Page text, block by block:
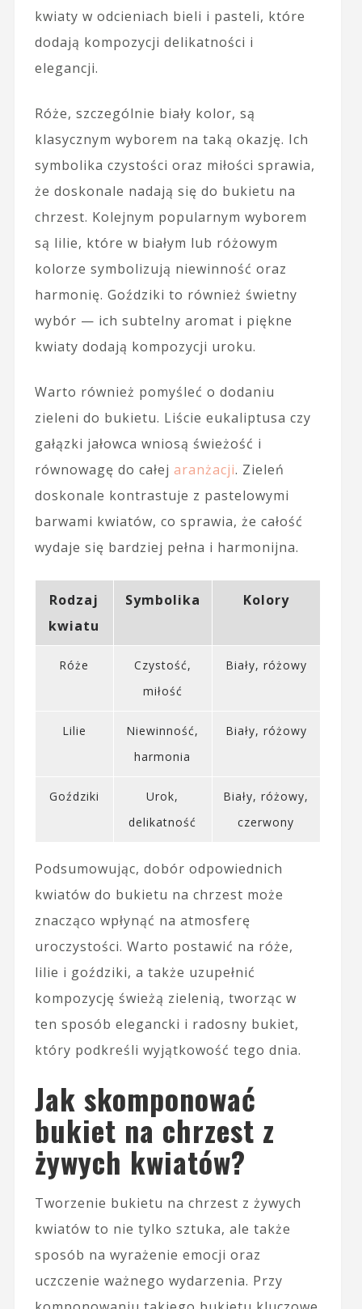
kwiaty w odcieniach bieli i pasteli, które
dodają kompozycji delikatności i
elegancji.
Róże, szczególnie biały kolor, są
klasycznym wyborem na taką okazję. Ich
symbolika czystości oraz miłości sprawia,
że doskonale nadają się do bukietu na
chrzest. Kolejnym popularnym wyborem
są lilie, które w białym lub różowym
kolorze symbolizują niewinność oraz
harmonię. Goździki to również świetny
wybór — ich subtelny aromat i piękne
kwiaty dodają kompozycji uroku.
Warto również pomyśleć o dodaniu
zieleni do bukietu. Liście eukaliptusa czy
gałązki jałowca wniosą świeżość i
równowagę do całej aranżacji. Zieleń
doskonale kontrastuje z pastelowymi
barwami kwiatów, co sprawia, że całość
wydaje się bardziej pełna i harmonijna.
Rodzaj
kwiatu
Symbolika Kolory
Róże
Czystość,
miłość
Biały, różowy
Lilie
Niewinność,
harmonia
Biały, różowy
Goździki
Urok,
delikatność
Biały, różowy,
czerwony
Podsumowując, dobór odpowiednich
kwiatów do bukietu na chrzest może
znacząco wpłynąć na atmosferę
uroczystości. Warto postawić na róże,
lilie i goździki, a także uzupełnić
kompozycję świeżą zielenią, tworząc w
ten sposób elegancki i radosny bukiet,
który podkreśli wyjątkowość tego dnia.
Jak skomponować
bukiet na chrzest z
żywych kwiatów?
Tworzenie bukietu na chrzest z żywych
kwiatów to nie tylko sztuka, ale także
sposób na wyrażenie emocji oraz
uczczenie ważnego wydarzenia. Przy